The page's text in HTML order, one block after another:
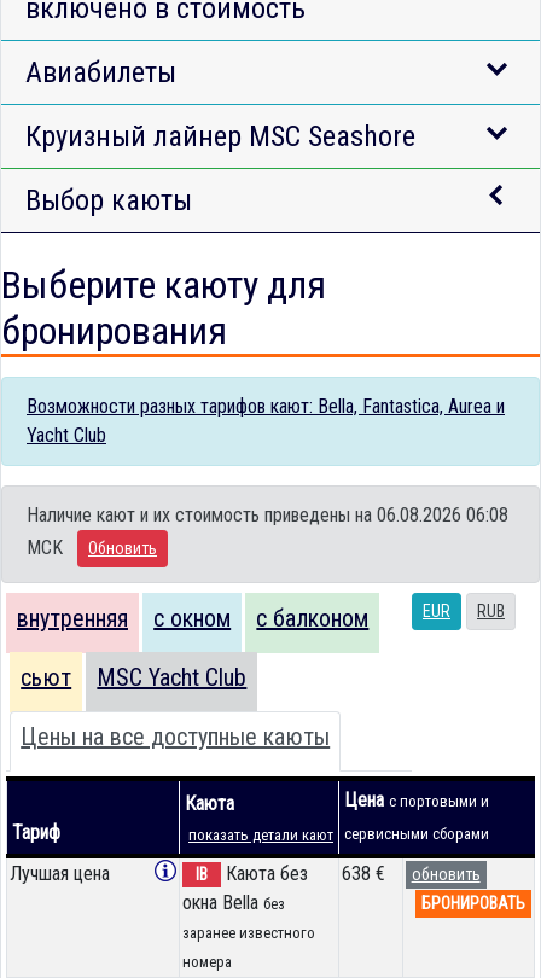
включено в стоимость
Авиабилеты
Круизный лайнер MSC Seashore
Выбор каюты
Выберите каюту для
бронирования
Возможности разных тарифов кают: Bella, Fantastica, Aurea и
Yacht Club
Наличие кают и их стоимость приведены на 06.08.2026 06:08
MCK
Обновить
EUR RUB
внутренняя с окном с балконом
сьют MSC Yacht Club
Цены на все доступные каюты
Тариф
Каюта
показать детали кают
Цена с портовыми и
сервисными сборами
Лучшая цена IB
Каюта без
окна Bella без
заранее известного
номера
638 €
обновить
БРОНИРОВАТЬ